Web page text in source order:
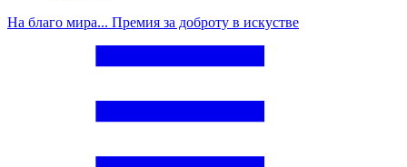
На благо мира... Премия за доброту в искустве